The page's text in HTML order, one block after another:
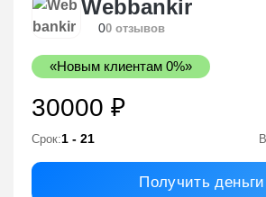
Webbankir
00 отзывов
«Новым клиентам 0%»
30000 ₽
Срок:1 - 21
Получить деньги